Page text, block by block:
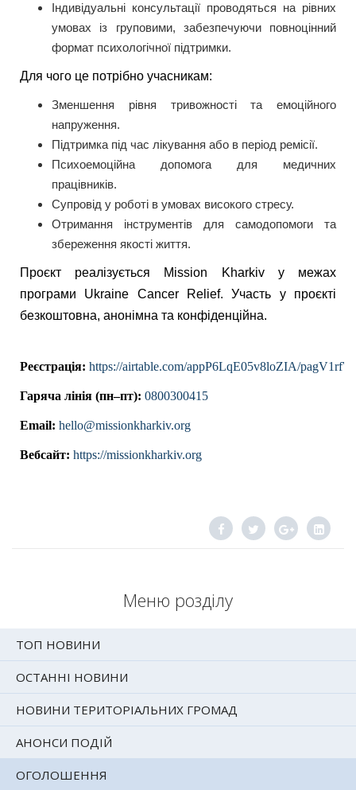
Меню розділу
ТОП НОВИНИ
ОСТАННІ НОВИНИ
НОВИНИ ТЕРИТОРІАЛЬНИХ ГРОМАД
АНОНСИ ПОДІЙ
ОГОЛОШЕННЯ
Індивідуальні консультації проводяться на рівних
умовах із груповими, забезпечуючи повноцінний
формат психологічної підтримки.
Для чого це потрібно учасникам:
Зменшення рівня тривожності та емоційного
напруження.
Підтримка під час лікування або в період ремісії.
Психоемоційна допомога для медичних
працівників.
Супровід у роботі в умовах високого стресу.
Отримання інструментів для самодопомоги та
збереження якості життя.
Проєкт реалізується Mission Kharkiv у межах
програми Ukraine Cancer Relief. Участь у проєкті
безкоштовна, анонімна та конфіденційна.
Реєстрація: https://airtable.com/appP6LqE05v8loZIA/
Гаряча лінія (пн–пт): 0800300415
Email: hello@missionkharkiv.org
Вебсайт: https://missionkharkiv.org